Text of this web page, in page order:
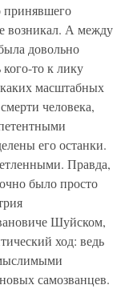
принявшего
возникал. А между
довольно
то к лику
масштабных
человека,
его останки.
Правда,
было просто
Шуйском,
ход: ведь
самозванцев.